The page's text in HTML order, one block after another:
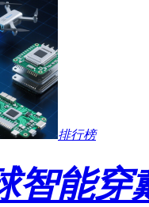
排行榜
智能穿